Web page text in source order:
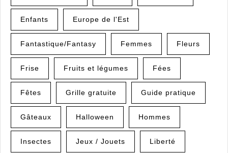
Enfants Europe de l'Est
Fantastique/Fantasy Femmes Fleurs
Frise Fruits et légumes Fées
Fêtes Grille gratuite Guide pratique
Gâteaux Halloween Hommes
Insectes Jeux / Jouets Liberté